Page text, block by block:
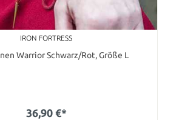
IRON FORTRESS
Warrior Schwarz/Rot, Größe L
36,90 €*